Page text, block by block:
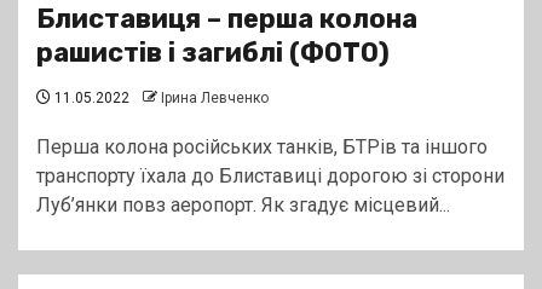
Блиставиця – перша колона
рашистів і загиблі (ФОТО)
11.05.2022 Ірина Левченко
Перша колона російських танків, БТРів та іншого
транспорту їхала до Блиставиці дорогою зі сторони
Луб’янки повз аеропорт. Як згадує місцевий...